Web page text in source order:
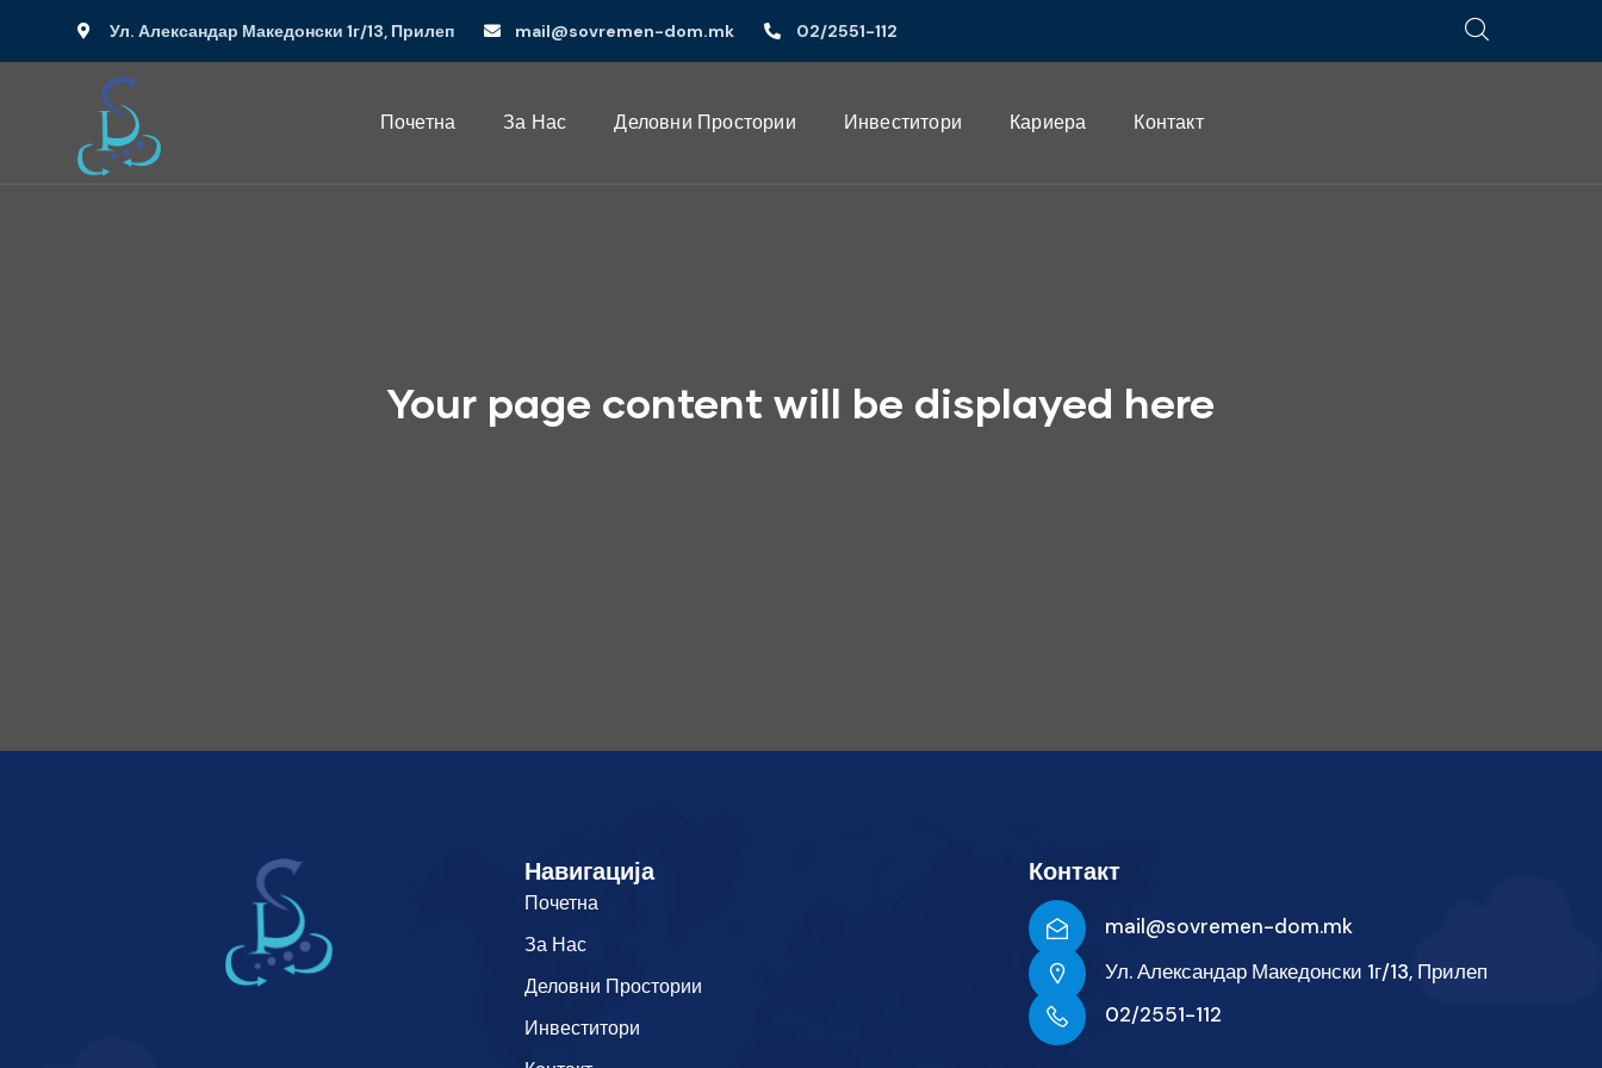
Ул. Александар Македонски 1г/13, Прилеп mail@sovremen-dom.mk 02/2551-112
Почетна За Нас Деловни Простории Инвеститори Кариера Контакт
Your page content will be displayed here
Навигација
Почетна
За Нас
Деловни Простории
Инвеститори
Контакт
mail@sovremen-dom.mk
Ул. Александар Македонски 1г/13, Прилеп
02/2551-112